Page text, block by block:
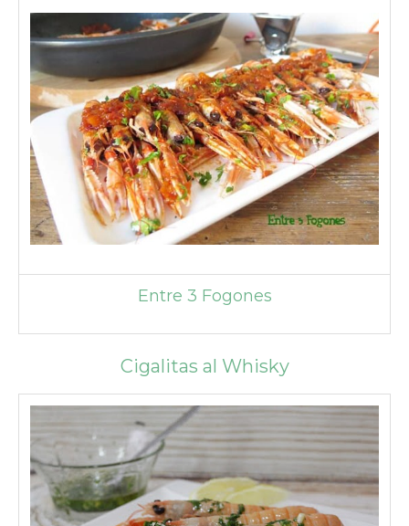
Entre 3 Fogones
Cigalitas al Whisky